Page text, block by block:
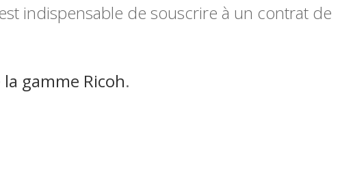
indispensable de souscrire à un contrat de
la gamme Ricoh.